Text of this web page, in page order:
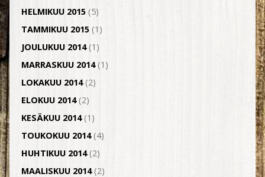
HELMIKUU 2015(5)
TAMMIKUU 2015(1)
JOULUKUU 2014(1)
MARRASKUU 2014(1)
LOKAKUU 2014(2)
ELOKUU 2014(2)
KESÄKUU 2014(1)
TOUKOKUU 2014(4)
HUHTIKUU 2014(2)
MAALISKUU 2014(2)